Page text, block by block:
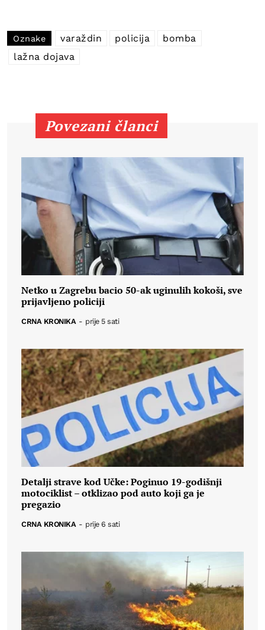
Oznake varaždin policija
bomba
lažna dojava
Povezani članci
Netko u Zagrebu bacio 50-ak uginulih kokoši, sve
prijavljeno policiji
CRNA KRONIKA - prije 5 sati
Detalji strave kod Učke: Poginuo 19-godišnji
motociklist – otklizao pod auto koji ga je
pregazio
CRNA KRONIKA - prije 6 sati